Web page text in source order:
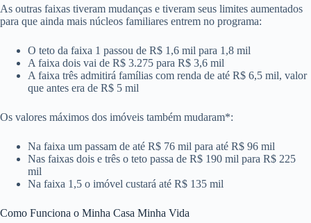
As outras faixas tiveram mudanças e tiveram seus limites aumentados
para que ainda mais núcleos familiares entrem no programa:
O teto da faixa 1 passou de R$ 1,6 mil para 1,8 mil
A faixa dois vai de R$ 3.275 para R$ 3,6 mil
A faixa três admitirá famílias com renda de até R$ 6,5 mil, valor
que antes era de R$ 5 mil
Os valores máximos dos imóveis também mudaram*:
Na faixa um passam de até R$ 76 mil para até R$ 96 mil
Nas faixas dois e três o teto passa de R$ 190 mil para R$ 225
mil
Na faixa 1,5 o imóvel custará até R$ 135 mil
Como Funciona o Minha Casa Minha Vida